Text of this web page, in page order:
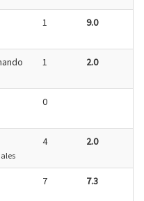
1 9.0
1 2.0
0
4 2.0
7 7.3